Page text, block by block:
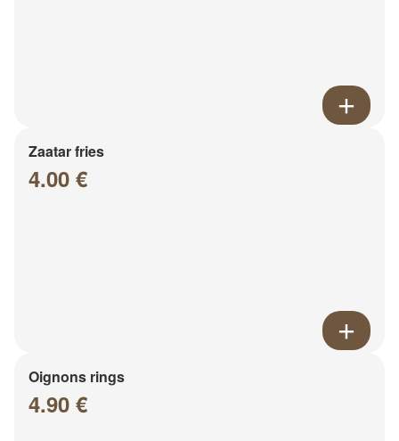
Zaatar fries
4.00 €
Oignons rings
4.90 €